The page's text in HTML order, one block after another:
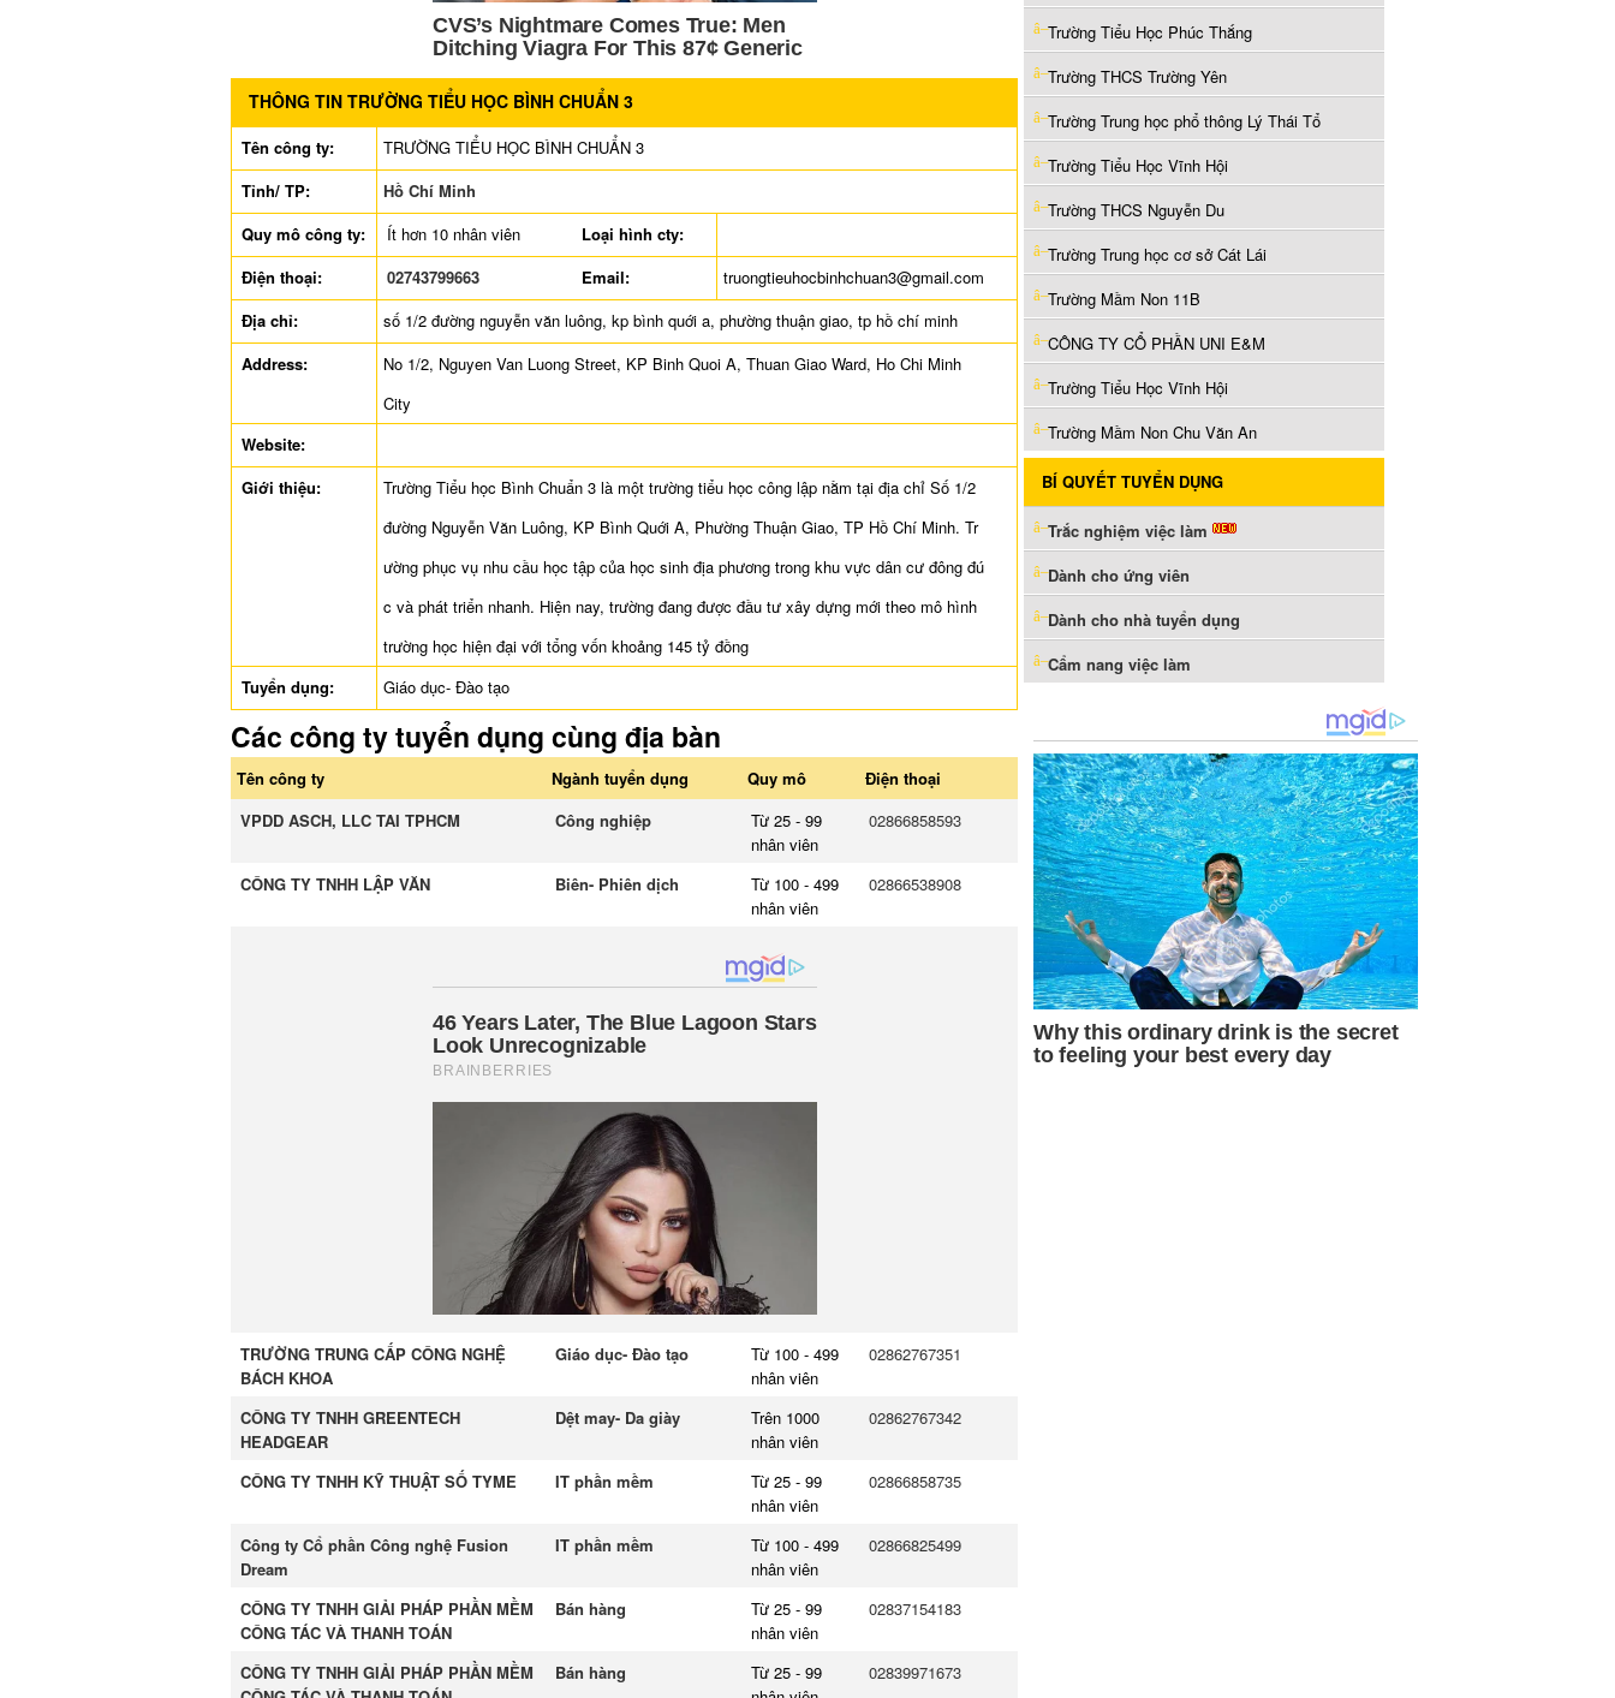
THÔNG TIN TRƯỜNG TIỂU HỌC BÌNH CHUẨN 3
Tên công ty:
TRƯỜNG TIỂU HỌC BÌNH CHUẨN 3
Tỉnh/ TP:
Hồ Chí Minh
Quy mô công ty:
Ít hơn 10 nhân viên
Loại hình cty:
Điện thoại:
02743799663 Email:
truongtieuhocbinhchuan3@gmail.com
Địa chỉ:
số 1/2 đường nguyễn văn luông, kp bình quới a, phường thuận giao, tp hồ chí minh
Address:
No 1/2, Nguyen Van Luong Street, KP Binh Quoi A, Thuan Giao Ward, Ho Chi Minh
City
Website:
Giới thiệu:
Trường Tiểu học Bình Chuẩn 3 là một trường tiểu học công lập nằm tại địa chỉ Số 1/2
đường Nguyễn Văn Luông, KP Bình Quới A, Phường Thuận Giao, TP Hồ Chí Minh. Tr
ường phục vụ nhu cầu học tập của học sinh địa phương trong khu vực dân cư đông đú
c và phát triển nhanh. Hiện nay, trường đang được đầu tư xây dựng mới theo mô hình
trường học hiện đại với tổng vốn khoảng 145 tỷ đồng
Tuyển dụng:
Giáo dục- Đào tạo
Các công ty tuyển dụng cùng địa bàn
Tên công ty Ngành tuyển dụng Quy mô
Điện thoại
VPDD ASCH, LLC TAI TPHCM
Công nghiệp
Từ 25 - 99
nhân viên
02866858593
CÔNG TY TNHH LẬP VĂN Biên- Phiên dịch
Từ 100 - 499
nhân viên
02866538908
TRƯỜNG TRUNG CẤP CÔNG NGHỆ
BÁCH KHOA
Giáo dục- Đào tạo
Từ 100 - 499
nhân viên
02862767351
CÔNG TY TNHH GREENTECH
HEADGEAR
Dệt may- Da giày
Trên 1000
nhân viên
02862767342
CÔNG TY TNHH KỸ THUẬT SỐ TYME IT phần mềm
Từ 25 - 99
nhân viên
02866858735
Công ty Cổ phần Công nghệ Fusion
Dream
IT phần mềm
Từ 100 - 499
nhân viên
02866825499
CÔNG TY TNHH GIẢI PHÁP PHẦN MỀM
CÔNG TÁC VÀ THANH TOÁN
Bán hàng
Từ 25 - 99
nhân viên
02837154183
CÔNG TY TNHH GIẢI PHÁP PHẦN MỀM
Bán hàng
Từ 25 - 99
02839971673
Trường Tiểu Học Phúc Thắng
Trường THCS Trường Yên
Trường Trung học phổ thông Lý Thái Tổ
Trường Tiểu Học Vĩnh Hội
Trường THCS Nguyễn Du
Trường Trung học cơ sở Cát Lái
Trường Mầm Non 11B
CÔNG TY CỔ PHẦN UNI E&M
Trường Tiểu Học Vĩnh Hội
Trường Mầm Non Chu Văn An
BÍ QUYẾT TUYỂN DỤNG
Trắc nghiệm việc làm
Dành cho ứng viên
Dành cho nhà tuyển dụng
Cẩm nang việc làm